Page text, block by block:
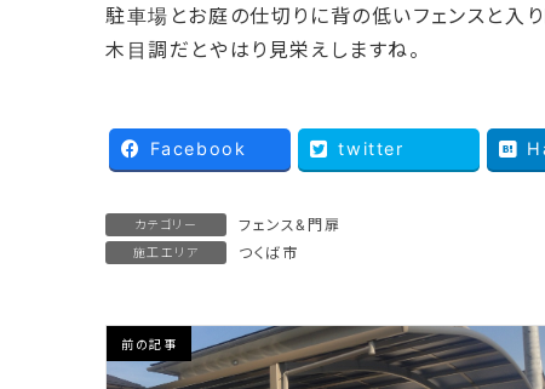
駐車場とお庭の仕切りに背の低いフェンスと入
木目調だとやはり見栄えしますね。
Facebook twitter
カテゴリー フェンス&門扉
施工エリア つくば市
前の記事